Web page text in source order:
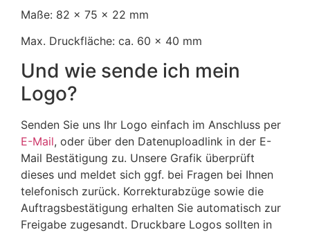
Maße: 82 x 75 x 22 mm
Max. Druckfläche: ca. 60 x 40 mm
Und wie sende ich mein
Logo?
Senden Sie uns Ihr Logo einfach im Anschluss per
E-Mail, oder über den Datenuploadlink in der E-
Mail Bestätigung zu. Unsere Grafik überprüft
dieses und meldet sich ggf. bei Fragen bei Ihnen
telefonisch zurück. Korrekturabzüge sowie die
Auftragsbestätigung erhalten Sie automatisch zur
Freigabe zugesandt. Druckbare Logos sollten in